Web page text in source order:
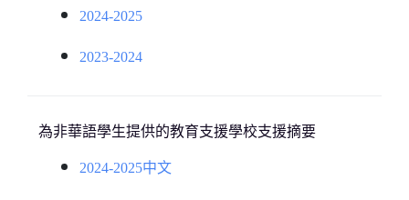
2024-2025
2023-2024
為非華語學生提供的教育支援學校支援摘要
2024-2025中文